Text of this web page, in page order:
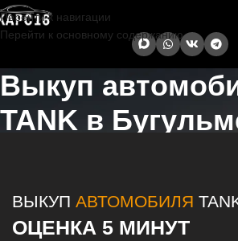
Перейти к навигации
Перейти к основному содержанию
Выкуп
TANK в
ВЫКУП АВТОМОБИЛЯ
ОЦЕНКА 5 МИНУТ